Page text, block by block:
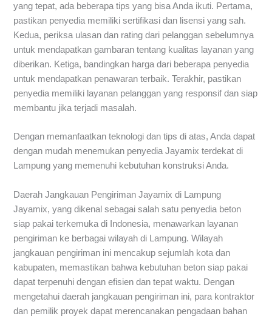
yang tepat, ada beberapa tips yang bisa Anda ikuti. Pertama,
pastikan penyedia memiliki sertifikasi dan lisensi yang sah.
Kedua, periksa ulasan dan rating dari pelanggan sebelumnya
untuk mendapatkan gambaran tentang kualitas layanan yang
diberikan. Ketiga, bandingkan harga dari beberapa penyedia
untuk mendapatkan penawaran terbaik. Terakhir, pastikan
penyedia memiliki layanan pelanggan yang responsif dan siap
membantu jika terjadi masalah.
Dengan memanfaatkan teknologi dan tips di atas, Anda dapat
dengan mudah menemukan penyedia Jayamix terdekat di
Lampung yang memenuhi kebutuhan konstruksi Anda.
Daerah Jangkauan Pengiriman Jayamix di Lampung
Jayamix, yang dikenal sebagai salah satu penyedia beton
siap pakai terkemuka di Indonesia, menawarkan layanan
pengiriman ke berbagai wilayah di Lampung. Wilayah
jangkauan pengiriman ini mencakup sejumlah kota dan
kabupaten, memastikan bahwa kebutuhan beton siap pakai
dapat terpenuhi dengan efisien dan tepat waktu. Dengan
mengetahui daerah jangkauan pengiriman ini, para kontraktor
dan pemilik proyek dapat merencanakan pengadaan bahan